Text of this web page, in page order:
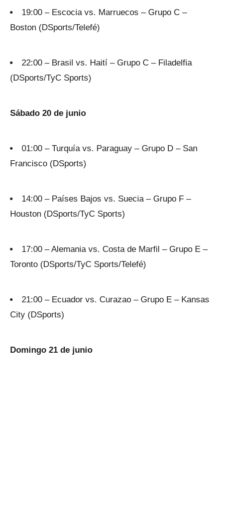
19:00 – Escocia vs. Marruecos – Grupo C –
Boston (DSports/Telefé)
22:00 – Brasil vs. Haití – Grupo C – Filadelfia
(DSports/TyC Sports)
Sábado 20 de junio
01:00 – Turquía vs. Paraguay – Grupo D – San
Francisco (DSports)
14:00 – Países Bajos vs. Suecia – Grupo F –
Houston (DSports/TyC Sports)
17:00 – Alemania vs. Costa de Marfil – Grupo E –
Toronto (DSports/TyC Sports/Telefé)
21:00 – Ecuador vs. Curazao – Grupo E – Kansas
City (DSports)
Domingo 21 de junio